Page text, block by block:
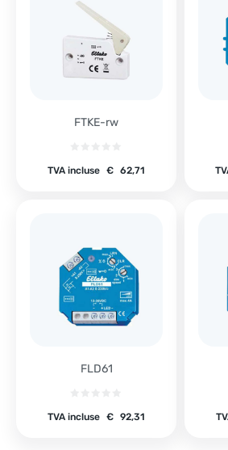
FTKE-rw
€ 62,71
TVA incluse
FLD61
€ 92,31
TVA incluse